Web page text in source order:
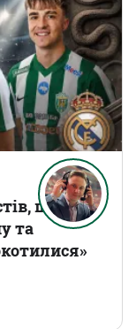
що
та